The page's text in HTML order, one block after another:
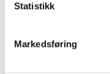
Statistikk
Markedsføring